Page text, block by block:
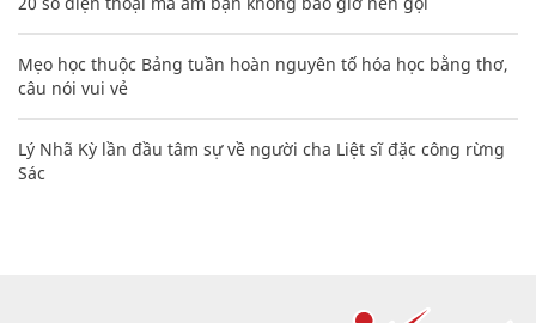
Mẹo học thuộc Bảng tuần hoàn nguyên tố hóa học bằng thơ,
câu nói vui vẻ
Lý Nhã Kỳ lần đầu tâm sự về người cha Liệt sĩ đặc công rừng
Sác